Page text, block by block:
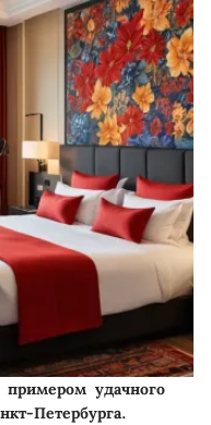
удачного
Петербурга.